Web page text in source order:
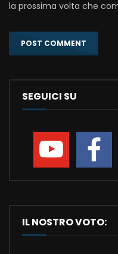
la prossima volta che
SEGUICI SU
IL NOSTRO VOTO: